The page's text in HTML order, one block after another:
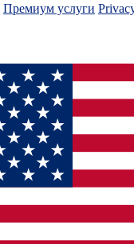
Премиум услуги